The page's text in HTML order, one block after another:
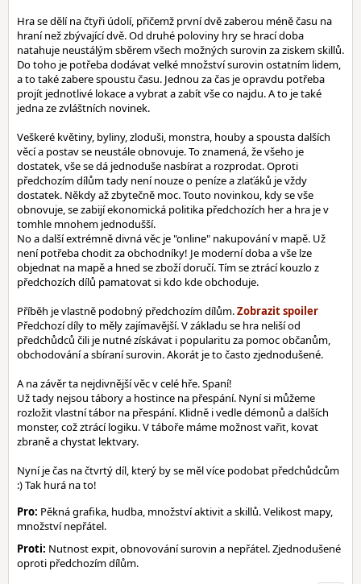
Hra se dělí na čtyři údolí, přičemž první dvě zaberou méně času na
hraní než zbývající dvě. Od druhé poloviny hry se hrací doba
natahuje neustálým sběrem všech možných surovin za ziskem skillů.
Do toho je potřeba dodávat velké množství surovin ostatním lidem,
a to také zabere spoustu času. Jednou za čas je opravdu potřeba
projít jednotlivé lokace a vybrat a zabít vše co najdu. A to je také
jedna ze zvláštních novinek.
Veškeré květiny, byliny, zloduši, monstra, houby a spousta dalších
věcí a postav se neustále obnovuje. To znamená, že všeho je
dostatek, vše se dá jednoduše nasbírat a rozprodat. Oproti
předchozím dílům tady není nouze o peníze a zlaťáků je vždy
dostatek. Někdy až zbytečně moc. Touto novinkou, kdy se vše
obnovuje, se zabijí ekonomická politika předchozích her a hra je v
tomhle mnohem jednodušší.
No a další extrémně divná věc je "online" nakupování v mapě. Už
není potřeba chodit za obchodníky! Je moderní doba a vše lze
objednat na mapě a hned se zboží doručí. Tím se ztrácí kouzlo z
předchozích dílů pamatovat si kdo kde obchoduje.
Příběh je vlastně podobný předchozím dílům.
Předchozí díly to měly zajímavější. V základu se hra neliší od
předchůdců čili je nutné získávat i popularitu za pomoc občanům,
obchodování a sbíraní surovin. Akorát je to často zjednodušené.
A na závěr ta nejdivnější věc v celé hře. Spaní!
Už tady nejsou tábory a hostince na přespání. Nyní si můžeme
rozložit vlastní tábor na přespání. Klidně i vedle démonů a dalších
monster, což ztrácí logiku. V táboře máme možnost vařit, kovat
zbraně a chystat lektvary.
Nyní je čas na čtvrtý díl, který by se měl více podobat předchůdcům
:) Tak hurá na to!
Pro: Pěkná grafika, hudba, množství aktivit a skillů. Velikost mapy,
množství nepřátel.
Proti: Nutnost expit, obnovování surovin a nepřátel. Zjednodušené
oproti předchozím dílům.